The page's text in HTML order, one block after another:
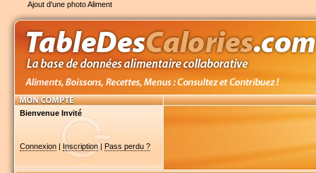
Ajout d'une photo Aliment
Bienvenue Invité
Connexion| Inscription| Pass perdu ?